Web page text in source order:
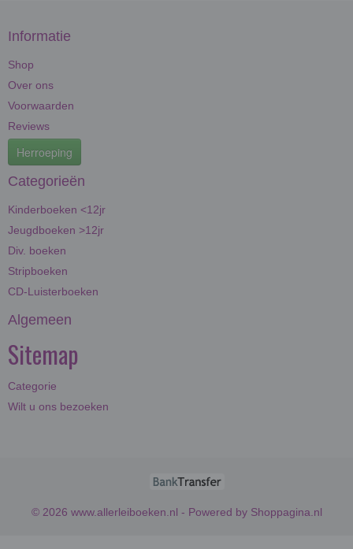
Informatie
Shop
Over ons
Voorwaarden
Reviews
Herroeping
Categorieën
Kinderboeken <12jr
Jeugdboeken >12jr
Div. boeken
Stripboeken
CD-Luisterboeken
Algemeen
Sitemap
Categorie
Wilt u ons bezoeken
© 2026 www.allerleiboeken.nl - Powered by Shoppagina.nl